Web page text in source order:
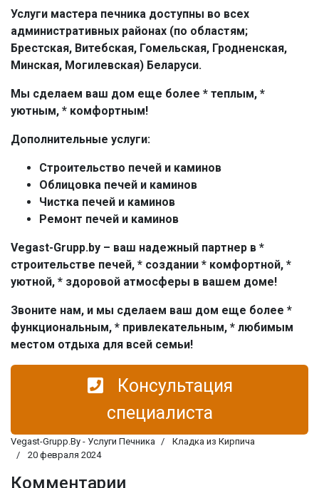
Услуги мастера печника доступны во всех
административных районах (по областям;
Брестская, Витебская, Гомельская, Гродненская,
Минская, Могилевская) Беларуси.
Мы сделаем ваш дом еще более * теплым, *
уютным, * комфортным!
Дополнительные услуги:
Строительство печей и каминов
Облицовка печей и каминов
Чистка печей и каминов
Ремонт печей и каминов
Vegast-Grupp.by – ваш надежный партнер в *
строительстве печей, * создании * комфортной, *
уютной, * здоровой атмосферы в вашем доме!
Звоните нам, и мы сделаем ваш дом еще более *
функциональным, * привлекательным, * любимым
местом отдыха для всей семьи!
Консультация
специалиста
Vegast-Grupp.By - Услуги Печника
Кладка из Кирпича
20 февраля 2024
Комментарии